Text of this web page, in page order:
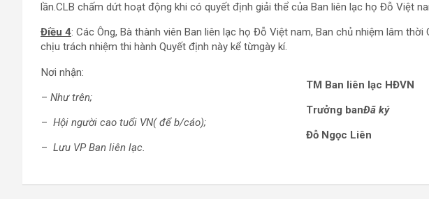
lần.CLB chấm dứt hoạt động khi có quyết định giải thể của Ban liên lạc họ Đỗ Việt
Điều 4: Các Ông, Bà thành viên Ban liên lạc họ Đỗ Việt nam, Ban chủ nhiệm lâm
chịu trách nhiệm thi hành Quyết định này kể từngày kí.
Nơi nhận:
– Như trên;
– Hội người cao tuổi VN( để b/cáo);
– Lưu VP Ban liên lạc.
TM Ban liên lạc HĐVN
Trưởng banĐã ký
Đỗ Ngọc Liên